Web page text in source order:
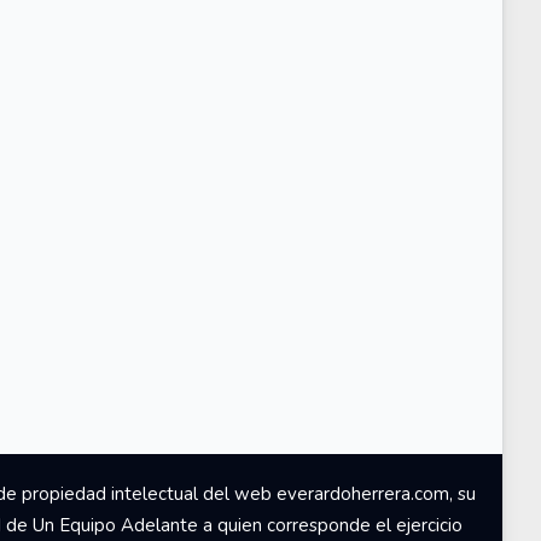
propiedad intelectual del web everardoherrera.com, su
Un Equipo Adelante a quien corresponde el ejercicio